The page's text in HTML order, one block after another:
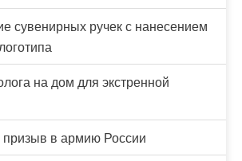
сувенирных ручек с нанесением
на дом для экстренной
в армию России